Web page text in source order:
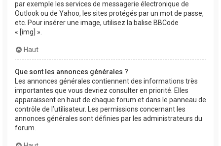
par exemple les services de messagerie électronique de
Outlook ou de Yahoo, les sites protégés par un mot de passe,
etc. Pour insérer une image, utilisez la balise BBCode
« [img] ».
Haut
Que sont les annonces générales ?
Les annonces générales contiennent des informations très
importantes que vous devriez consulter en priorité. Elles
apparaissent en haut de chaque forum et dans le panneau de
contrôle de l’utilisateur. Les permissions concernant les
annonces générales sont définies par les administrateurs du
forum.